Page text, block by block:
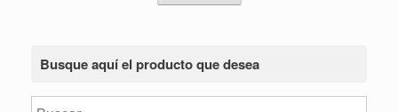
Busque aquí el producto que desea